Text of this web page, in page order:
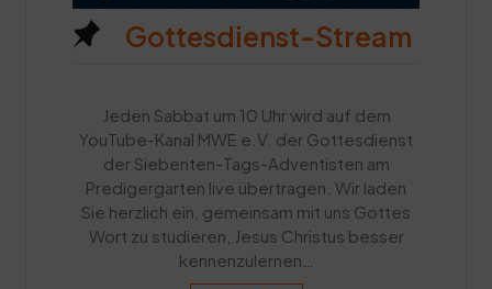
Gottesdienst-Stream
Jeden Sabbat um 10 Uhr wird auf dem
YouTube-Kanal MWE e.V. der Gottesdienst
der Siebenten-Tags-Adventisten am
Predigergarten live übertragen. Wir laden
Sie herzlich ein, gemeinsam mit uns Gottes
Wort zu studieren, Jesus Christus besser
kennenzulernen…